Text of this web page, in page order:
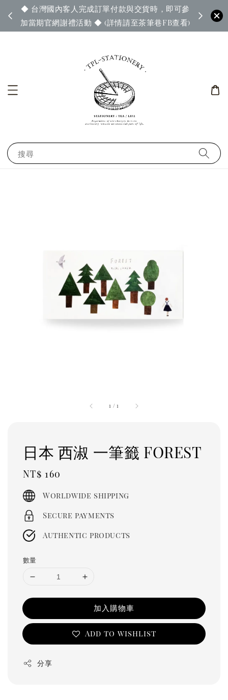
◆ 台灣國內客人完成訂單付款與交貨時，即可參
加當期官網謝禮活動 ◆ (詳情請至茶筆巷FB查看)
◆ 官
搜尋
1 /1
日本 西淑 一筆籤 FOREST
Regular
price
NT$ 160
Worldwide shipping
Secure payments
Authentic products
數量
加入購物車
Add to wishlist
分享